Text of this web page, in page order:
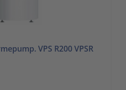
VPS R200 VPSR